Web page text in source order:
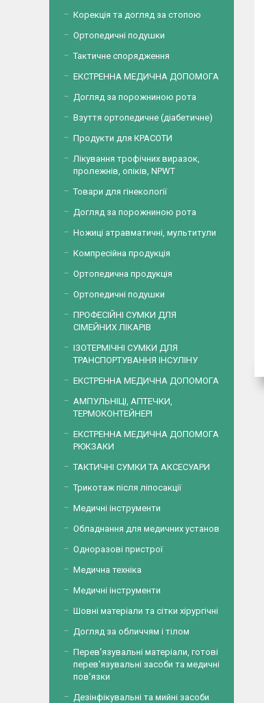
Корекція та догляд за стопою
Ортопедичні подушки
Тактичне спорядження
ЕКСТРЕННА МЕДИЧНА ДОПОМОГА
Догляд за порожниною рота
Взуття ортопедичне (діабетичне)
Продукти для КРАСОТИ
Лікування трофічних виразок,
пролежнів, опіків, NPWT
Товари для гінекології
Догляд за порожниною рота
Ножиці атравматичні, мультитули
Компресійна продукція
Ортопедична продукція
Ортопедичні подушки
ПРОФЕСІЙНІ СУМКИ ДЛЯ
СІМЕЙНИХ ЛІКАРІВ
ІЗОТЕРМІЧНІ СУМКИ ДЛЯ
ТРАНСПОРТУВАННЯ ІНСУЛІНУ
ЕКСТРЕННА МЕДИЧНА ДОПОМОГА
АМПУЛЬНІЦІ, АПТЕЧКИ,
ТЕРМОКОНТЕЙНЕРІ
ЕКСТРЕННА МЕДИЧНА ДОПОМОГА
РЮКЗАКИ
ТАКТИЧНІ СУМКИ ТА АКСЕСУАРИ
Трикотаж після ліпосакції
Медичні інструменти
Обладнання для медичних установ
Одноразові пристрої
Медична техніка
Медичні інструменти
Шовні матеріали та сітки хірургічні
Догляд за обличчям і тілом
Перев'язувальні матеріали, готові
перев'язувальні засоби та медичні
пов'язки
Дезінфікувальні та мийні засоби